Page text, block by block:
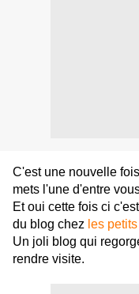
C'est une nouvelle
mets l'une d'entre
Et oui cette fois ci
du blog chez les
Un joli blog qui
rendre visite.